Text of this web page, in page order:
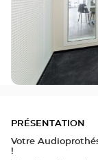
PRÉSENTATION
Votre
!